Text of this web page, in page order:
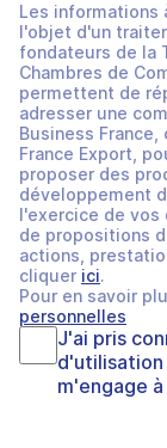
Les informations
l'objet d'un
fondateurs de la
Chambres de
permettent de
adresser une
Business
France Export,
proposer des
développement
l'exercice de vos
de propositions
actions,
cliquer ici.
Pour en savoir
personnelles
J'ai pris
d'utilisation
m'engage